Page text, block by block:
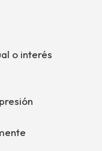
o interés